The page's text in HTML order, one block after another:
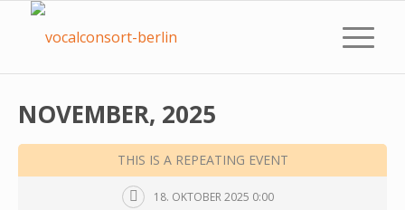
NOVEMBER, 2025
THIS IS A REPEATING EVENT
18. OKTOBER 2025 0:00